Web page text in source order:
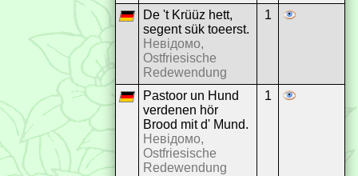
De 't Krüüz hett,
segent sük toeerst.
Невідомо,
Ostfriesische
Redewendung
1
Pastoor un Hund
verdenen hör
Brood mit d' Mund.
Невідомо,
Ostfriesische
Redewendung
1